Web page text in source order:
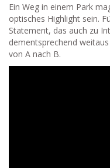
Ein Weg in einem Park
optisches Highlight sein.
Statement, das auch zu
dementsprechend
von A nach B.